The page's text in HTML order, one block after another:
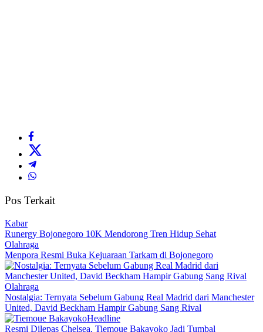
Pos Terkait
Kabar
Runergy Bojonegoro 10K Mendorong Tren Hidup Sehat
Olahraga
Menpora Resmi Buka Kejuaraan Tarkam di Bojonegoro
Olahraga
Nostalgia: Ternyata Sebelum Gabung Real Madrid dari Manchester
United, David Beckham Hampir Gabung Sang Rival
Headline
Resmi Dilepas Chelsea, Tiemoue Bakayoko Jadi Tumbal